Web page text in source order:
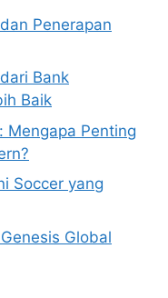
Penerapan
Bank
Baik
Mengapa Penting
Soccer yang
Global